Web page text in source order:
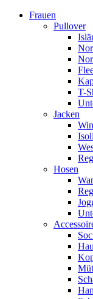
Frauen
Pullover
T-
Jacken
Hosen